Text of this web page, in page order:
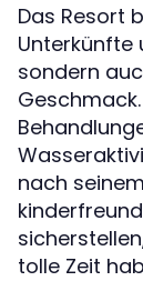
Das Resort
Unterkünfte
sondern
nach
tolle Zeit